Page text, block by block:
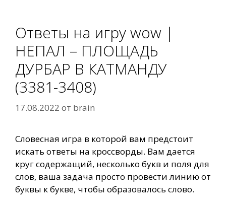
Ответы на игру wow |
НЕПАЛ – ПЛОЩАДЬ
ДУРБАР В КАТМАНДУ
(3381-3408)
17.08.2022 от brain
Словесная игра в которой вам предстоит
искать ответы на кроссворды. Вам дается
круг содержащий, несколько букв и поля для
слов, ваша задача просто провести линию от
буквы к букве, чтобы образовалось слово.